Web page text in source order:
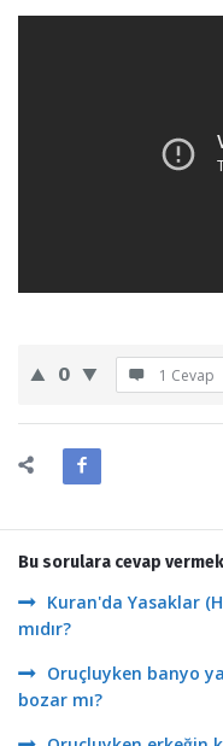
0 1 Cevap
Bu sorulara cevap
Kuran'da Yasaklar
mıdır?
Oruçluyken banyo
bozar mı?